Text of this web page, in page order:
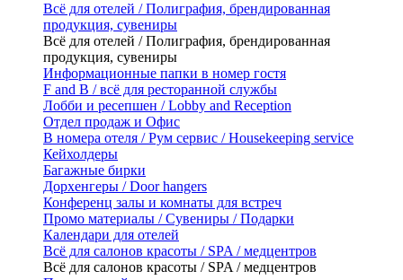
Всё для отелей / Полиграфия, брендированная
продукция, сувениры
Всё для отелей / Полиграфия, брендированная
продукция, сувениры
Информационные папки в номер гостя
F and B / всё для ресторанной службы
Лобби и ресепшен / Lobby and Reception
Отдел продаж и Офис
В номера отеля / Рум сервис / Housekeeping service
Кейхолдеры
Багажные бирки
Дорхенгеры / Door hangers
Конференц залы и комнаты для встреч
Промо материалы / Сувениры / Подарки
Календари для отелей
Всё для салонов красоты / SPA / медцентров
Всё для салонов красоты / SPA / медцентров